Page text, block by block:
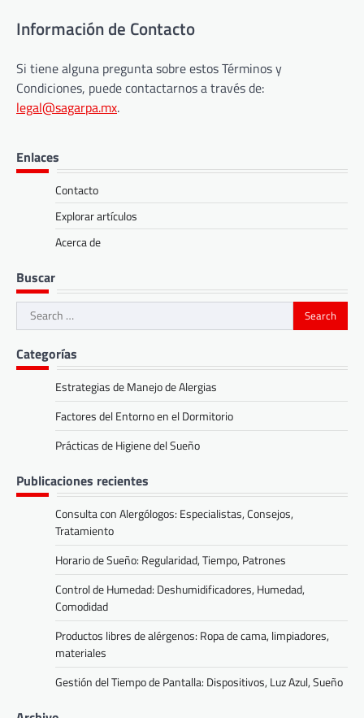
Información de Contacto
Si tiene alguna pregunta sobre estos Términos y
Condiciones, puede contactarnos a través de:
legal@sagarpa.mx.
Enlaces
Contacto
Explorar artículos
Acerca de
Buscar
Search
for:
Categorías
Estrategias de Manejo de Alergias
Factores del Entorno en el Dormitorio
Prácticas de Higiene del Sueño
Publicaciones recientes
Consulta con Alergólogos: Especialistas, Consejos,
Tratamiento
Horario de Sueño: Regularidad, Tiempo, Patrones
Control de Humedad: Deshumidificadores, Humedad,
Comodidad
Productos libres de alérgenos: Ropa de cama, limpiadores,
materiales
Gestión del Tiempo de Pantalla: Dispositivos, Luz Azul, Sueño